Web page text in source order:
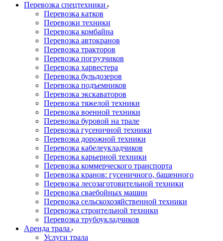
Перевозка спецтехники
Перевозка катков
Перевозки техники
Перевозка комбайна
Перевозка автокранов
Перевозка тракторов
Перевозка погрузчиков
Перевозка харвестера
Перевозка бульдозеров
Перевозка подъемников
Перевозка экскаваторов
Перевозка тяжелой техники
Перевозка военной техники
Перевозка буровой на трале
Перевозка гусеничной техники
Перевозка дорожной техники
Перевозка кабелеукладчиков
Перевозка карьерной техники
Перевозка коммерческого транспорта
Перевозка кранов: гусеничного, башенного
Перевозка лесозаготовительной техники
Перевозка сваебойных машин
Перевозка сельскохозяйственной техники
Перевозка строительной техники
Перевозка трубоукладчиков
Аренда трала
Услуги трала